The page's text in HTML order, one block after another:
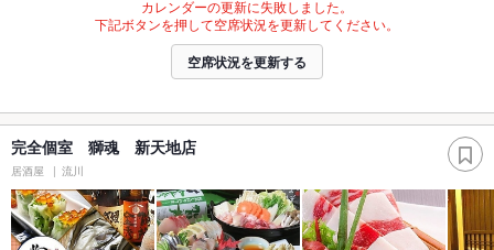
カレンダーの更新に失敗しました。
下記ボタンを押して空席状況を更新してください。
空席状況を更新する
完全個室 獅魂 新天地店
居酒屋 流川